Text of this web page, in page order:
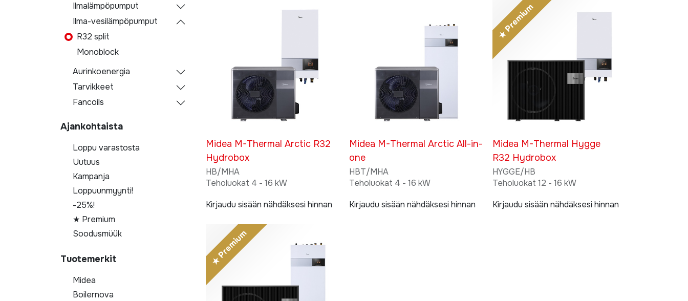
Ilmalämpöpumput
Ilma-vesilämpöpumput
R32 split
Monoblock
Aurinkoenergia
Tarvikkeet
Fancoils
Ajankohtaista
Loppu varastosta
Uutuus
Kampanja
Loppuunmyynti!
-25%!
★ Premium
Soodusmüük
Tuotemerkit
Midea
Boilernova
Midea M-Thermal Arctic R32
Hydrobox
HB/MHA
Teholuokat 4 - 16 kW
Kirjaudu sisään nähdäksesi hinnan
Midea M-Thermal Arctic All-in-
one
HBT/MHA
Teholuokat 4 - 16 kW
Kirjaudu sisään nähdäksesi hinnan
★ Premium
Midea M-Thermal Hygge
R32 Hydrobox
HYGGE/HB
Teholuokat 12 - 16 kW
Kirjaudu sisään nähdäksesi hinnan
★ Premium